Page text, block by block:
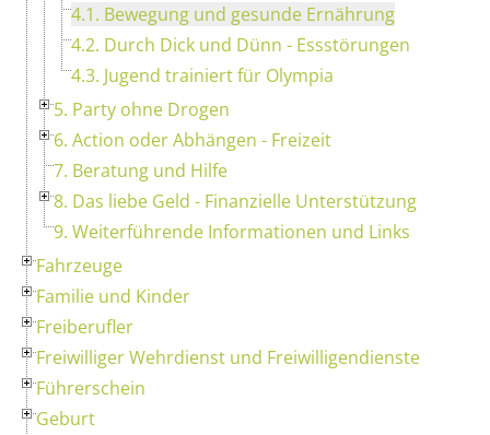
4.1. Bewegung und gesunde Ernährung
4.2. Durch Dick und Dünn - Essstörungen
4.3. Jugend trainiert für Olympia
5. Party ohne Drogen
6. Action oder Abhängen - Freizeit
7. Beratung und Hilfe
8. Das liebe Geld - Finanzielle Unterstützung
9. Weiterführende Informationen und Links
Fahrzeuge
Familie und Kinder
Freiberufler
Freiwilliger Wehrdienst und Freiwilligendienste
Führerschein
Geburt